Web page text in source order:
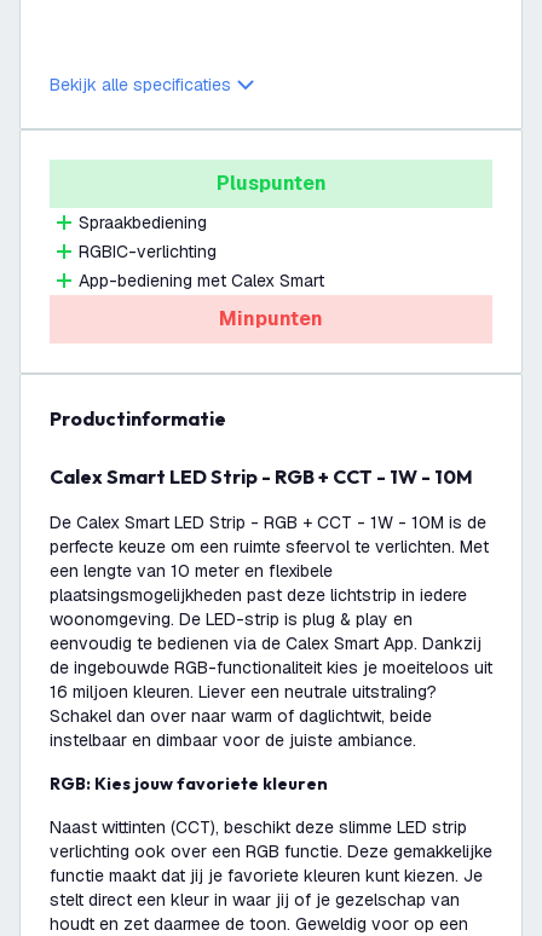
Bekijk alle specificaties
Pluspunten
Spraakbediening
RGBIC-verlichting
App-bediening met Calex Smart
Minpunten
productinformatie
Calex Smart LED Strip - RGB + CCT - 1W - 10M
De Calex Smart LED Strip - RGB + CCT - 1W - 10M is de
perfecte keuze om een ruimte sfeervol te verlichten. Met
een lengte van 10 meter en flexibele
plaatsingsmogelijkheden past deze lichtstrip in iedere
woonomgeving. De LED-strip is plug & play en
eenvoudig te bedienen via de Calex Smart App. Dankzij
de ingebouwde RGB-functionaliteit kies je moeiteloos uit
16 miljoen kleuren. Liever een neutrale uitstraling?
Schakel dan over naar warm of daglichtwit, beide
instelbaar en dimbaar voor de juiste ambiance.
RGB: Kies jouw favoriete kleuren
Naast wittinten (CCT), beschikt deze slimme LED strip
verlichting ook over een RGB functie. Deze gemakkelijke
functie maakt dat jij je favoriete kleuren kunt kiezen. Je
stelt direct een kleur in waar jij of je gezelschap van
houdt en zet daarmee de toon. Geweldig voor op een